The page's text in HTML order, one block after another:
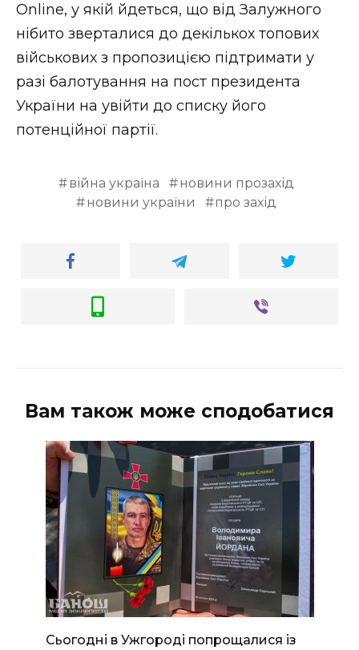
Online, у якій йдеться, що від Залужного
нібито зверталися до декількох топових
військових з пропозицією підтримати у
разі балотування на пост президента
України на увійти до списку його
потенційної партії.
війна україна
новини прозахід
новини україни
про захід
Вам також може сподобатися
Сьогодні в Ужгороді попрощалися із